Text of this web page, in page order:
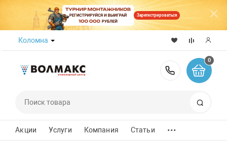
Зарегистрироваться
Коломна
8 (800)
0
Акции Услуги Компания Статьи ...